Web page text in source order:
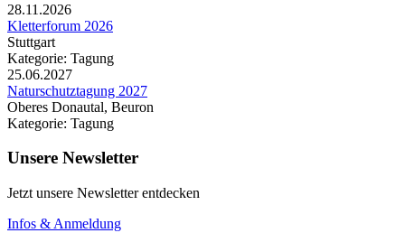
28.11.2026
Kletterforum 2026
Stuttgart
Kategorie: Tagung
25.06.2027
Naturschutztagung 2027
Oberes Donautal, Beuron
Kategorie: Tagung
Unsere Newsletter
Jetzt unsere Newsletter entdecken
Infos & Anmeldung